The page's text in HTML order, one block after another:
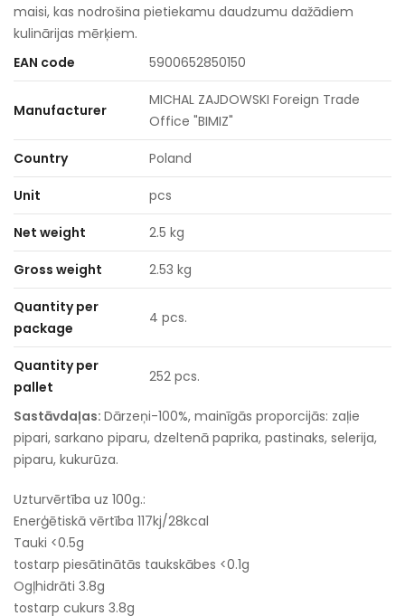
maisi, kas nodrošina pietiekamu daudzumu dažādiem
kulinārijas mērķiem.
EAN code
5900652850150
Manufacturer
MICHAL ZAJDOWSKI Foreign Trade
Office "BIMIZ"
Country Poland
Unit pcs
Net weight 2.5 kg
Gross weight 2.53 kg
Quantity per
package
4 pcs.
Quantity per
pallet
252 pcs.
Sastāvdaļas: Dārzeņi-100%, mainīgās proporcijās: zaļie
pipari, sarkano piparu, dzeltenā paprika, pastinaks, selerija,
piparu, kukurūza.
Uzturvērtība uz 100g.:
Enerģētiskā vērtība 117kj/28kcal
Tauki <0.5g
tostarp piesātinātās taukskābes <0.1g
Ogļhidrāti 3.8g
tostarp cukurs 3.8g